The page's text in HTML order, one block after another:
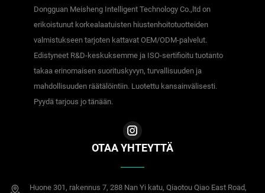
Dongguan Meisheng Intelligent Technology Co.,ltd on
erikoistunut korkealaatuisten hiustenhoitotuotteiden
valmistukseen tarjoten kattavat OEM/ODM-palvelut.
Edistyneet R&D-keskuksemme ja ISO-sertifioitu tuotanto
takaa erinomaisen suorituskyvyn, turvallisuuden ja
mahdollisuuden räätälöintiin. Luotettu kansainvälisesti.
Pyydä tarjous jo tänään.
OTAA YHTEYTTÄ
Huone 301, rakennus 7, 288 Nan Yi katu, Qiaotou Qiao East Road,